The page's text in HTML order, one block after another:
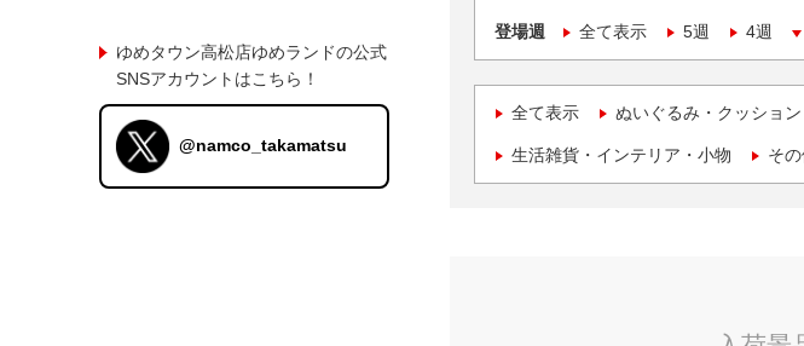
登場週 全て表示 5週 4週
全て表示 ぬいぐるみ・クッション
生活雑貨・インテリア・小物 そ
ゆめタウン高松店ゆめランドの公式
SNSアカウントはこちら！
@namco_takamatsu